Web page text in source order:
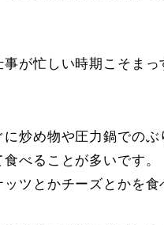
事が忙しい時期こそまっ
に炒め物や圧力鍋でのぶ
べることが多いです。
ツとかチーズとかを食